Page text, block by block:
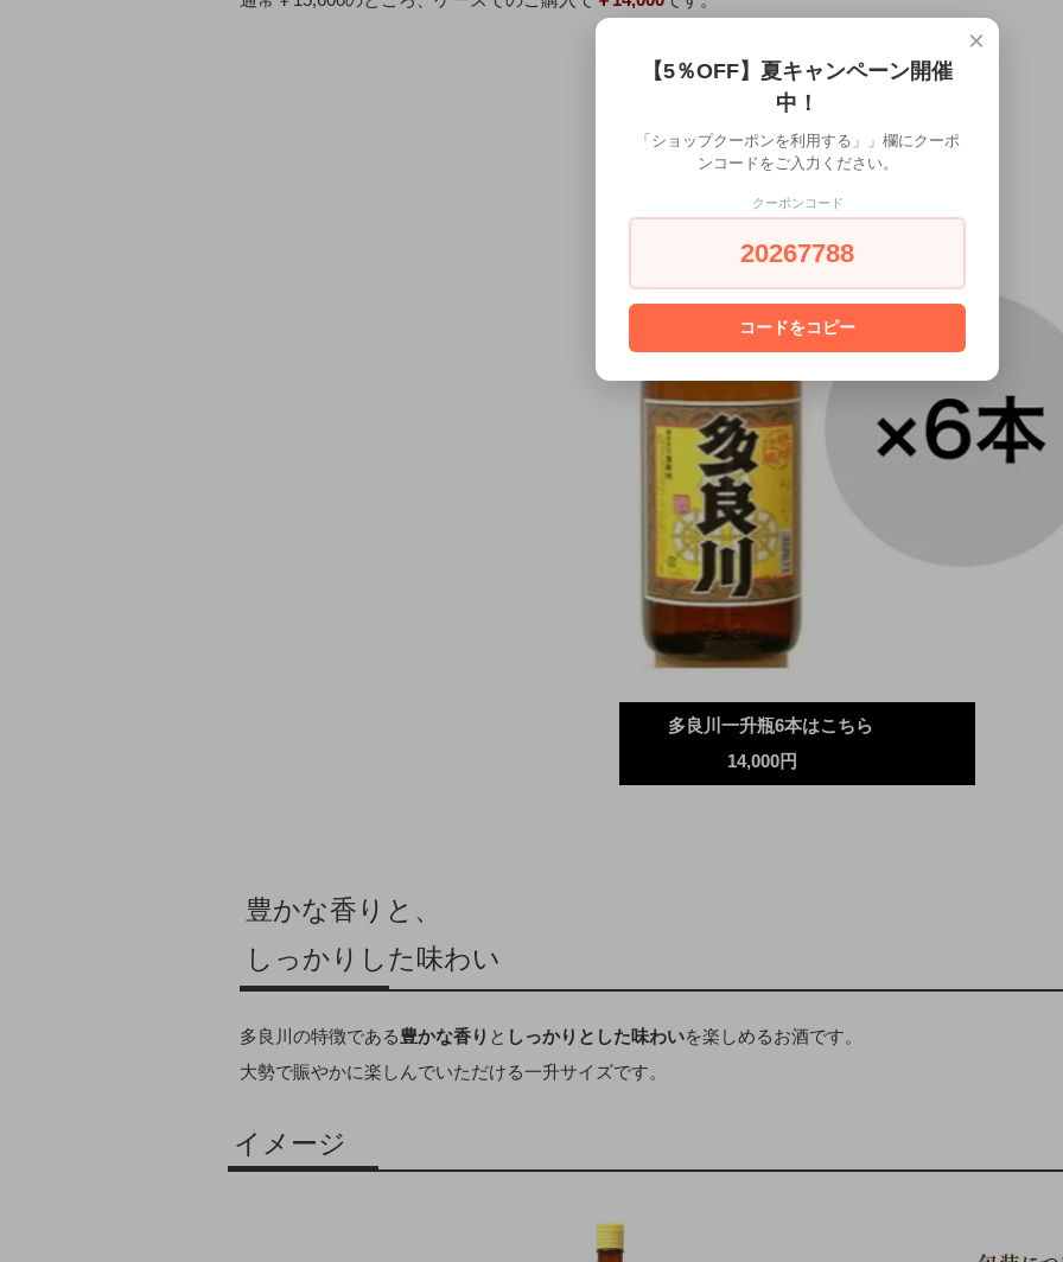
多良川一升瓶6本はこちら
14,000円
豊かな香りと、
しっかりした味わい
多良川の特徴である豊かな香り と しっかりとした味わいを楽しめるお酒です。
大勢で賑やかに楽しんでいただける一升サイズです。
イメージ
×
【5％OFF】夏キャンペーン開催
中！
「ショップクーポンを利用する」」欄にクーポ
ンコードをご入力ください。
クーポンコード
20267788
コードをコピー